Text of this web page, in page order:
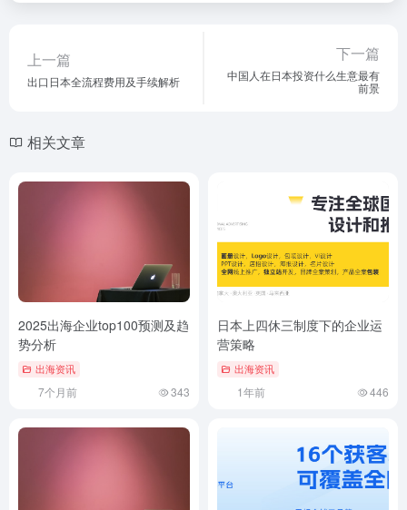
上一篇
出口日本全流程费用及手续解析
下一篇
中国人在日本投资什么生意最有
前景
相关文章
2025出海企业top100预测及趋
势分析
出海资讯
7个月前 343
日本上四休三制度下的企业运
营策略
出海资讯
1年前 446